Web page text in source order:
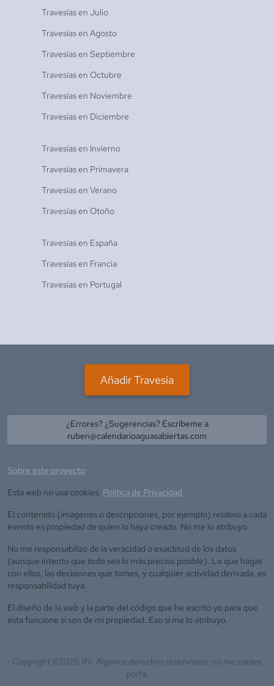
Travesías en Julio
Travesías en Agosto
Travesías en Septiembre
Travesías en Octubre
Travesías en Noviembre
Travesías en Diciembre
Travesías en Invierno
Travesías en Primavera
Travesías en Verano
Travesías en Otoño
Travesías en España
Travesías en Francia
Travesías en Portugal
Añadir Travesía
¿Errores? ¿Sugerencias? Escríbeme a
ruben@calendarioaguasabiertas.com
Sobre este proyecto
Esta web no usa cookies. Política de Privacidad
El contenido (imágenes o descripciones, por ejemplo) relativo a cada
evento es propiedad de quien lo haya creado. No me lo atribuyo.
No me responsabilizo de la veracidad o exactitud de los datos
(aunque intento que todo sea lo más preciso posible). Lo que hagas
con ellos, las decisiones que tomes, y cualquier actividad derivada, es
responsabilidad tuya.
El diseño de la web y la parte del código que he escrito yo para que
esta funcione sí son de mi propiedad. Eso sí me lo atribuyo.
Copyright ©2026 RV. Algunos derechos reservados, no me copies
porfa.